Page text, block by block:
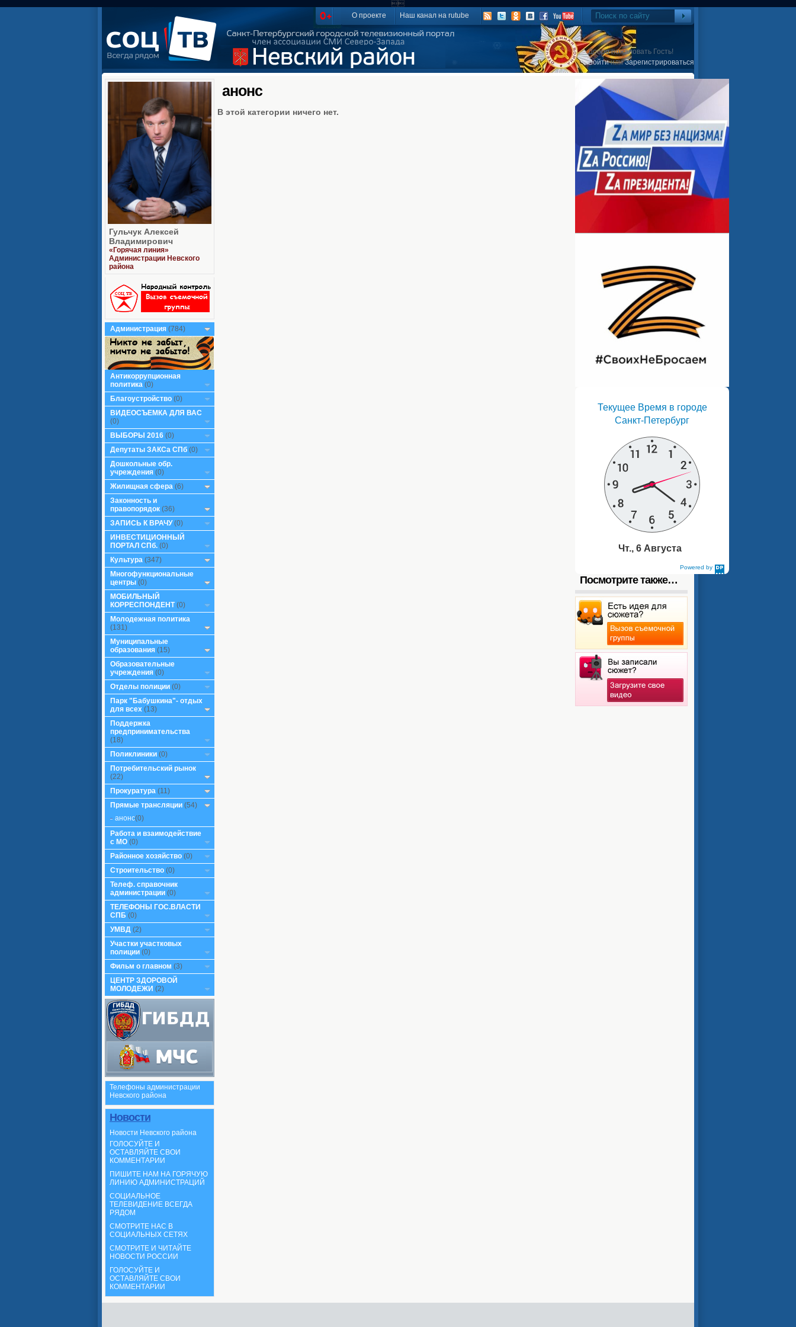

О проекте Наш канал на rutube
Добро пожаловать Гость!
ВойтиилиЗарегистрироваться
Гульчук Алексей
Владимирович
«Горячая линия»
Администрации Невского
района
Администрация (784)
Антикоррупционная
политика (0)
Благоустройство (0)
ВИДЕОСЪЕМКА ДЛЯ ВАС
(0)
ВЫБОРЫ 2016 (0)
Депутаты ЗАКСа СПб (0)
Дошкольные обр.
учреждения (0)
Жилищная сфера (6)
Законность и
правопорядок (36)
ЗАПИСЬ К ВРАЧУ(0)
ИНВЕСТИЦИОННЫЙ
ПОРТАЛ СПб. (0)
Культура (347)
Многофункциональные
центры (0)
МОБИЛЬНЫЙ
КОРРЕСПОНДЕНТ(0)
Молодежная политика
(131)
Муниципальные
образования (15)
Образовательные
учреждения (0)
Отделы полиции (0)
Парк "Бабушкина"- отдых
для всех (13)
Поддержка
предпринимательства
(18)
Поликлиники (0)
Потребительский рынок
(22)
Прокуратура (11)
Прямые трансляции (54)
анонс(0)
Работа и взаимодействие
с МО (0)
Районное хозяйство (0)
Строительство (0)
Телеф. справочник
администрации (0)
ТЕЛЕФОНЫ ГОС.ВЛАСТИ
СПБ (0)
УМВД (2)
Участки участковых
полиции (0)
Фильм о главном (3)
ЦЕНТР ЗДОРОВОЙ
МОЛОДЕЖИ (2)
Телефоны администрации
Невского района
Новости
Новости Невского района
ГОЛОСУЙТЕ И
ОСТАВЛЯЙТЕ СВОИ
КОММЕНТАРИИ
ПИШИТЕ НАМ НА ГОРЯЧУЮ
ЛИНИЮ АДМИНИСТРАЦИЙ
СОЦИАЛЬНОЕ
ТЕЛЕВИДЕНИЕ ВСЕГДА
РЯДОМ
СМОТРИТЕ НАС В
СОЦИАЛЬНЫХ СЕТЯХ
СМОТРИТЕ И ЧИТАЙТЕ
НОВОСТИ РОССИИ
ГОЛОСУЙТЕ И
ОСТАВЛЯЙТЕ СВОИ
КОММЕНТАРИИ
анонс
В этой категории ничего нет.
Powered by
DaysPedia.com
Текущее Время в городе
Санкт-Петербург
Чт., 6 Августа
Посмотрите также…